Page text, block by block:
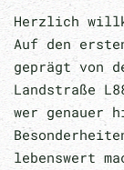
Herzlich
Auf den
geprägt von
Landstraße
wer genauer
lebenswert